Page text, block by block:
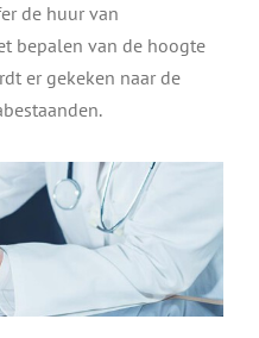
de huur van
bepalen van de hoogte
er gekeken naar de